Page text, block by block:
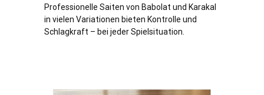
Professionelle Saiten von Babolat und Karakal
in vielen Variationen bieten Kontrolle und
Schlagkraft – bei jeder Spielsituation.